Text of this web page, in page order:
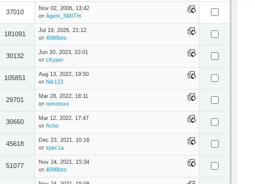
37010
Nov 02, 2006, 13:42
от Agent_SMITH
181091
Jul 19, 2026, 21:12
от 4096bits
30132
Jun 20, 2023, 10:01
от
LKyper
105851
Aug 13, 2022, 19:50
от Nik123
29701
Mar 28, 2022, 18:11
от remotexx
30660
Mar 12, 2022, 17:47
от Acho
45618
Dec 23, 2021, 10:16
от spec1a
51077
Nov 24, 2021, 15:34
от 4096bits